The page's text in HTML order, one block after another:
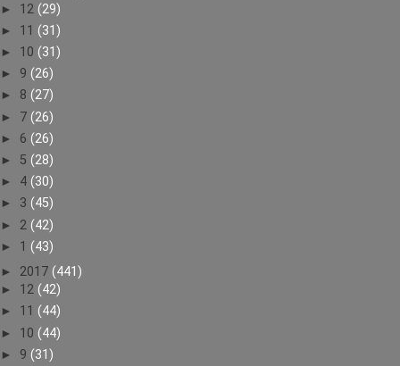
► 12 (29)
► 11 (31)
► 10 (31)
► 9 (26)
► 8 (27)
► 7 (26)
► 6 (26)
► 5 (28)
► 4 (30)
► 3 (45)
► 2 (42)
► 1 (43)
► 2017 (441)
► 12 (42)
► 11 (44)
► 10 (44)
► 9 (31)